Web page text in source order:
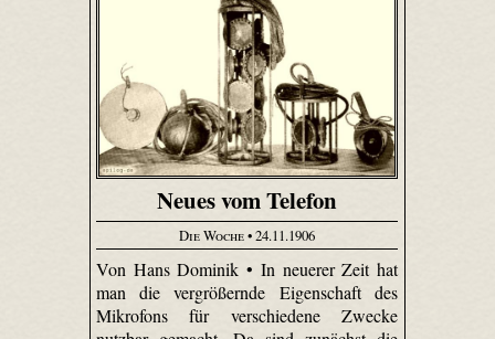
Neues vom Telefon
Die Woche• 24.11.1906
Von Hans Dominik • In neuerer Zeit hat
man die vergrößernde Eigenschaft des
Mikrofons für verschiedene Zwecke